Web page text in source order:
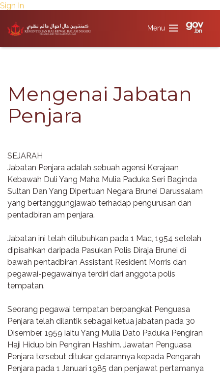
Sign In
​Mengenai Jabatan
Penjara​​
SEJARAH
Jabatan Penjara adalah sebuah agensi Kerajaan
Kebawah Duli Yang Maha Mulia Paduka Seri Baginda
Sultan Dan Yang Dipertuan Negara Brunei Darussalam
yang bertanggungjawab terhadap pengurusan dan
pentadbiran am penjara.
Jabatan ini telah ditubuhkan pada 1 Mac, 1954 setelah
dipisahkan daripada Pasukan Polis Diraja Brunei di
bawah pentadbiran Assistant Resident Morris dan
pegawai-pegawainya terdiri dari anggota polis
tempatan.
Seorang pegawai tempatan berpangkat Penguasa
Penjara telah dilantik sebagai ketua jabatan pada 30
Disember, 1959 iaitu Yang Mulia Dato Paduka Pengiran
Haji Hidup bin Pengiran Hashim. Jawatan Penguasa
Penjara tersebut ditukar gelarannya kepada Pengarah
Penjara pada 1 Januari 1985 dan penjawat pertamanya